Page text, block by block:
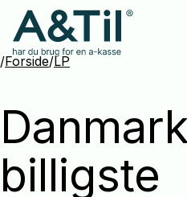
Spring
menu
over
til
indhold
/Forside/LP
billigste